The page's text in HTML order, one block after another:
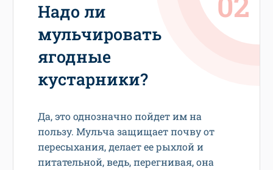
Надо ли
мульчировать
ягодные
кустарники?
Да, это однозначно пойдет им на
пользу. Мульча защищает почву от
пересыхания, делает ее рыхлой и
питательной, ведь, перегнивая, она